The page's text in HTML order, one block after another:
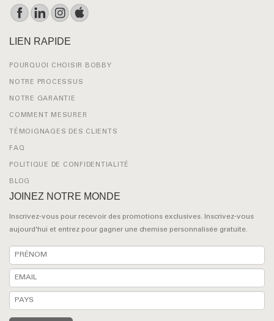
LIEN RAPIDE
POURQUOI CHOISIR BOBBY
NOTRE PROCESSUS
NOTRE GARANTIE
COMMENT MESURER
TÉMOIGNAGES DES CLIENTS
FAQ
POLITIQUE DE CONFIDENTIALITÉ
BLOG
JOINEZ NOTRE MONDE
Inscrivez-vous pour recevoir des promotions exclusives. Inscrivez-vous
aujourd'hui et entrez pour gagner une chemise personnalisée gratuite.